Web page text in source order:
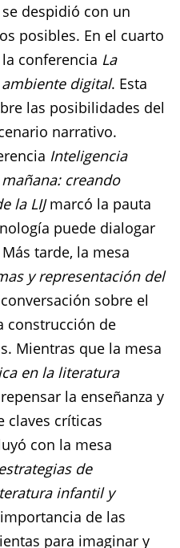
despidió con un
posibles. En el cuarto
conferencia La
digital. Esta
las posibilidades del
narrativo.
Inteligencia
creando
la LIJmarcó la pauta
puede dialogar
tarde, la mesa
y representación del
sobre el
construcción de
Mientras que la mesa
en la literatura
la enseñanza y
claves críticas
con la mesa
de
infantil y
de las
para imaginar y